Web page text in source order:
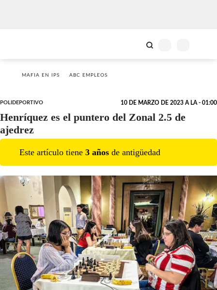
MAFIA EN IPS ABC EMPLEOS
POLIDEPORTIVO 10 DE MARZO DE 2023 A LA - 01:00
Henríquez es el puntero del Zonal 2.5 de
ajedrez
Este artículo tiene 3 años de antigüedad